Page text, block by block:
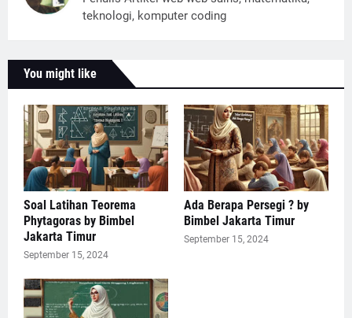
teknologi, komputer coding
You might like
Soal Latihan Teorema
Phytagoras by Bimbel
Jakarta Timur
September 15, 2024
Ada Berapa Persegi ? by
Bimbel Jakarta Timur
September 15, 2024